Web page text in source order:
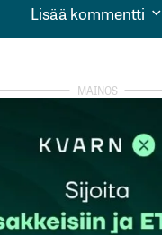
Lisää kommentti
Lisää kommentti
rekisteröityä